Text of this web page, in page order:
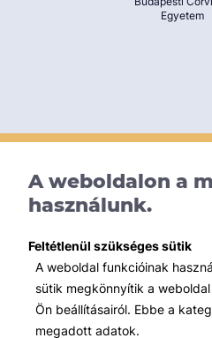
A weboldalon a
használunk.
Feltétlenül szükséges sütik
A weboldal funkcióinak
sütik megkönnyítik a
Ön beállításairól. Ebbe a
megadott adatok.
Egyetem
Iroda:
1117 Budapest, Infopark stny.